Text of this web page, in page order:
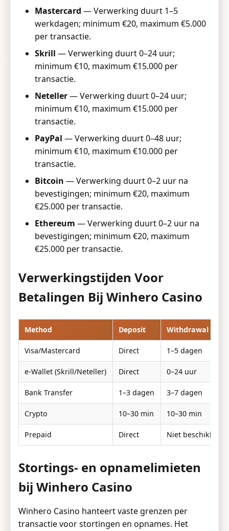
Mastercard — Verwerking duurt 1–5
werkdagen; minimum €20, maximum €5.000
per transactie.
Skrill — Verwerking duurt 0–24 uur;
minimum €10, maximum €15.000 per
transactie.
Neteller— Verwerking duurt 0–24 uur;
minimum €10, maximum €15.000 per
transactie.
PayPal — Verwerking duurt 0–48 uur;
minimum €10, maximum €10.000 per
transactie.
Bitcoin — Verwerking duurt 0–2 uur na
bevestigingen; minimum €20, maximum
€25.000 per transactie.
Ethereum — Verwerking duurt 0–2 uur na
bevestigingen; minimum €20, maximum
€25.000 per transactie.
Verwerkingstijden Voor
Betalingen Bij Winhero Casino
Method Deposit Withdrawal
Visa/Mastercard Direct 1–5 dagen
e-Wallet (Skrill/Neteller) Direct 0–24 uur
Bank Transfer 1–3 dagen 3–7 dagen
Crypto 10–30 min 10–30 min
Prepaid Direct Niet beschikbaar
Stortings- en opnamelimieten
bij Winhero Casino
Winhero Casino hanteert vaste grenzen per
transactie voor stortingen en opnames. Het